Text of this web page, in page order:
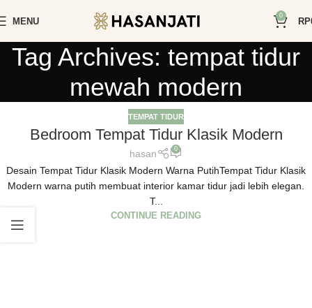
MENU
0
RP
Tag Archives: tempat tidur
mewah modern
TEMPAT TIDUR
Bedroom Tempat Tidur Klasik Modern
hasan 0
Desain Tempat Tidur Klasik Modern Warna PutihTempat Tidur Klasik
Modern warna putih membuat interior kamar tidur jadi lebih elegan.
T...
CONTINUE READING